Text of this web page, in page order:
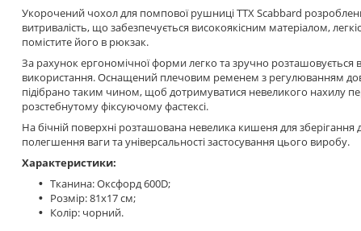
Укорочений чохол для помпової рушниці TTX Scabbard
витривалість, що забезпечується високоякісним матеріалом,
помістите його в рюкзак.
За рахунок ергономічної форми легко та зручно розташовується
використання. Оснащений плечовим ременем з регулюванням
підібрано таким чином, щоб дотримуватися невеликого нахилу
розстебнутому фіксуючому фастексі.
На бічній поверхні розташована невелика кишеня для
полегшення ваги та універсальності застосування цього виробу.
Характеристики:
Тканина: Оксфорд 600D;
Розмір: 81х17 см;
Колір: чорний.